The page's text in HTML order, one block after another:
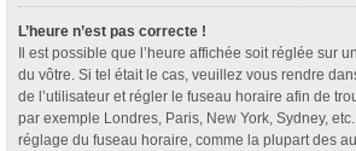
L’heure n’est pas correcte !
Il est possible que l’heure affichée soit réglée sur
du vôtre. Si tel était le cas, veuillez vous rendre
de l’utilisateur et régler le fuseau horaire afin de
par exemple Londres, Paris, New York, Sydney,
réglage du fuseau horaire, comme la plupart des